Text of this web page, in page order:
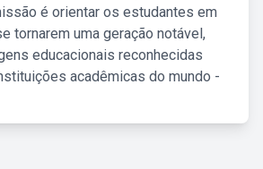
é orientar os estudantes em
tornarem uma geração notável,
educacionais reconhecidas
acadêmicas do mundo -